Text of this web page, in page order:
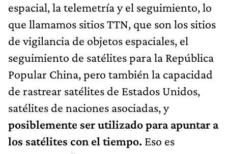
espacial, la telemetría y el seguimiento, lo
que llamamos sitios TTN, que son los sitios
de vigilancia de objetos espaciales, el
seguimiento de satélites para la República
Popular China, pero también la capacidad
de rastrear satélites de Estados Unidos,
satélites de naciones asociadas, y
posiblemente ser utilizado para apuntar a
los satélites con el tiempo. Eso es